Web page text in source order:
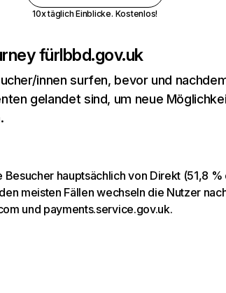
10x täglich Einblicke. Kostenlos!
fürlbbd.gov.uk
innen surfen, bevor und
gelandet sind, um neue
hauptsächlich von Direkt (51,8
meisten Fällen wechseln die Nutzer
und payments.service.gov.uk.